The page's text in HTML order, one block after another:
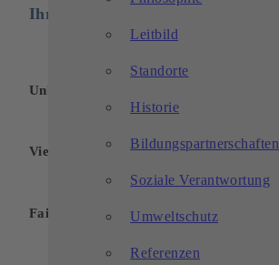
Leitbild
Standorte
Historie
Bildungspartnerschaften
Soziale Verantwortung
Umweltschutz
Referenzen
Ihre Vorteile:
Unbefristeter Arbeitsvertrag
Vielfältige und spannende Tätigkeiten
Faire und leistungsgerechte Bezahlung